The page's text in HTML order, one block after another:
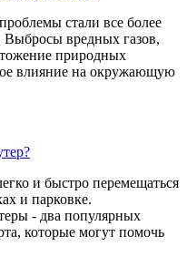
стали все более
Выбросы вредных газов,
природных
влияние на окружающую
и быстро перемещаться
и парковке.
- два популярных
которые могут помочь